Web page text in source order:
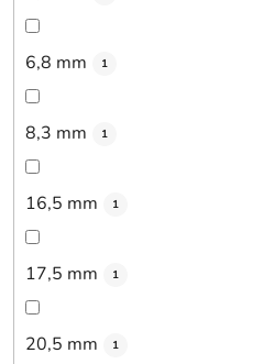
6,8 mm 1
8,3 mm 1
16,5 mm 1
17,5 mm 1
20,5 mm 1